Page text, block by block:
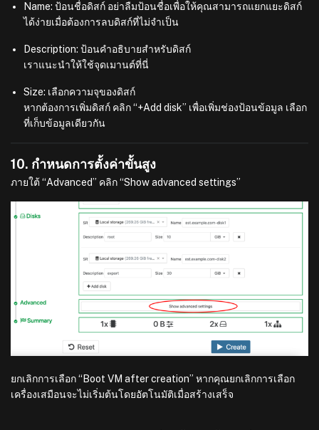
Name: ป้อนชื่อดิสก์ อย่าลืมป้อนชื่อเพื่อให้คุณสามารถแยกแยะดิสก์
ได้ง่ายเมื่อต้องการลบดิสก์ที่ไม่จำเป็น
Description: ป้อนคำอธิบายสำหรับดิสก์
เราแนะนำให้ใช้จุดเมานต์ที่นี่
Size: เลือกความจุของดิสก์
หากต้องการเพิ่มดิสก์ คลิก “+Add disk” เพื่อเพิ่มช่องป้อนข้อมูล เลือก
ที่เก็บข้อมูลเดียวกัน
10. กำหนดการตั้งค่าขั้นสูง
ภายใต้ “Advanced” คลิก “Show advanced settings”
ยกเลิกการเลือก “Boot VM after creation” หากคุณยกเลิกการเลือก
เครื่องเสมือนจะไม่เริ่มต้นโดยอัตโนมัติเมื่อสร้างเสร็จ